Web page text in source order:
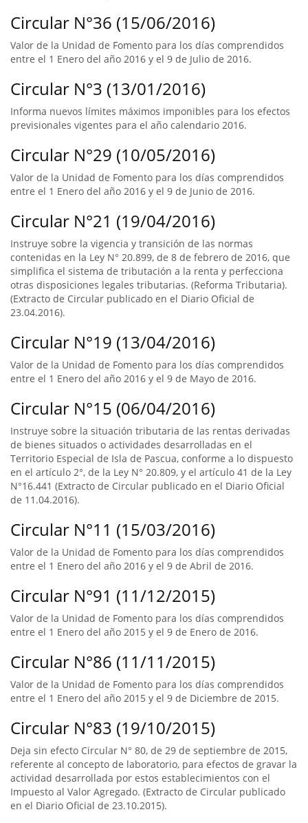
Circular N°36 (15/06/2016)
Valor de la Unidad de Fomento para los días comprendidos
entre el 1 Enero del año 2016 y el 9 de Julio de 2016.
Circular N°3 (13/01/2016)
Informa nuevos límites máximos imponibles para los efectos
previsionales vigentes para el año calendario 2016.
Circular N°29 (10/05/2016)
Valor de la Unidad de Fomento para los días comprendidos
entre el 1 Enero del año 2016 y el 9 de Junio de 2016.
Circular N°21 (19/04/2016)
Instruye sobre la vigencia y transición de las normas
contenidas en la Ley N° 20.899, de 8 de febrero de 2016, que
simplifica el sistema de tributación a la renta y perfecciona
otras disposiciones legales tributarias. (Reforma Tributaria).
(Extracto de Circular publicado en el Diario Oficial de
23.04.2016).
Circular N°19 (13/04/2016)
Valor de la Unidad de Fomento para los días comprendidos
entre el 1 Enero del año 2016 y el 9 de Mayo de 2016.
Circular N°15 (06/04/2016)
Instruye sobre la situación tributaria de las rentas derivadas
de bienes situados o actividades desarrolladas en el
Territorio Especial de Isla de Pascua, conforme a lo dispuesto
en el artículo 2°, de la Ley N° 20.809, y el artículo 41 de la Ley
N°16.441 (Extracto de Circular publicado en el Diario Oficial
de 11.04.2016).
Circular N°11 (15/03/2016)
Valor de la Unidad de Fomento para los días comprendidos
entre el 1 Enero del año 2016 y el 9 de Abril de 2016.
Circular N°91 (11/12/2015)
Valor de la Unidad de Fomento para los días comprendidos
entre el 1 Enero del año 2015 y el 9 de Enero de 2016.
Circular N°86 (11/11/2015)
Valor de la Unidad de Fomento para los días comprendidos
entre el 1 Enero del año 2015 y el 9 de Diciembre de 2015.
Circular N°83 (19/10/2015)
Deja sin efecto Circular N° 80, de 29 de septiembre de 2015,
referente al concepto de laboratorio, para efectos de gravar la
actividad desarrollada por estos establecimientos con el
Impuesto al Valor Agregado. (Extracto de Circular publicado
en el Diario Oficial de 23.10.2015).